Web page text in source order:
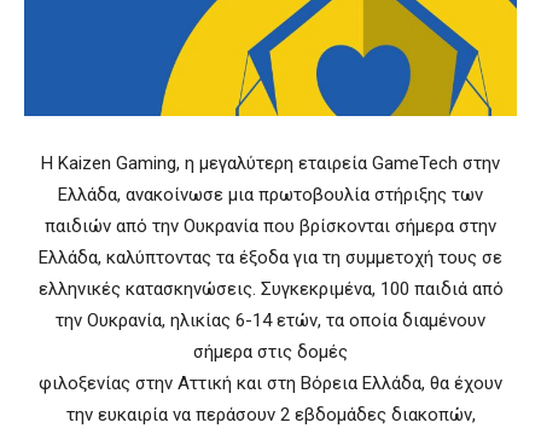
Η Κaizen Gaming, η μεγαλύτερη εταιρεία GameTech στην
Ελλάδα, ανακοίνωσε μια πρωτοβουλία στήριξης των
παιδιών από την Ουκρανία που βρίσκονται σήμερα στην
Ελλάδα, καλύπτοντας τα έξοδα για τη συμμετοχή τους σε
ελληνικές κατασκηνώσεις. Συγκεκριμένα, 100 παιδιά από
την Ουκρανία, ηλικίας 6-14 ετών, τα οποία διαμένουν
σήμερα στις δομές
φιλοξενίας στην Αττική και στη Βόρεια Ελλάδα, θα έχουν
την ευκαιρία να περάσουν 2 εβδομάδες διακοπών,